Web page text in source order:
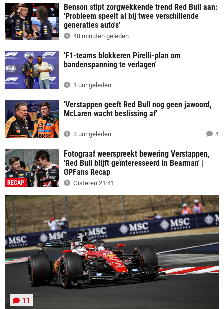
Benson stipt zorgwekkende trend Red Bull aan:
'Probleem speelt al bij twee verschillende
generaties auto's'
48 minuten geleden
'F1-teams blokkeren Pirelli-plan om
bandenspanning te verlagen'
1 uur geleden
'Verstappen geeft Red Bull nog geen jawoord,
McLaren wacht beslissing af'
3 uur geleden 4
RECAP
Fotograaf weerspreekt bewering Verstappen,
'Red Bull blijft geïnteresseerd in Bearman' |
GPFans Recap
Gisteren 21:41
11